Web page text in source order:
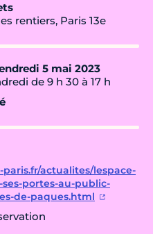
rentiers, Paris 13e
5 mai 2023
de 9 h 30 à 17 h
actualites/lespace-
portes-au-public-
de-paques.html